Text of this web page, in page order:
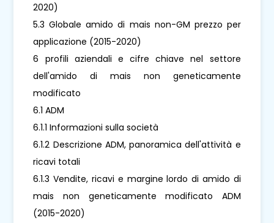
2020)
5.3 Globale amido di mais non-GM prezzo per
applicazione (2015-2020)
6 profili aziendali e cifre chiave nel settore
dell'amido di mais non geneticamente
modificato
6.1 ADM
6.1.1 Informazioni sulla società
6.1.2 Descrizione ADM, panoramica dell'attività e
ricavi totali
6.1.3 Vendite, ricavi e margine lordo di amido di
mais non geneticamente modificato ADM
(2015-2020)